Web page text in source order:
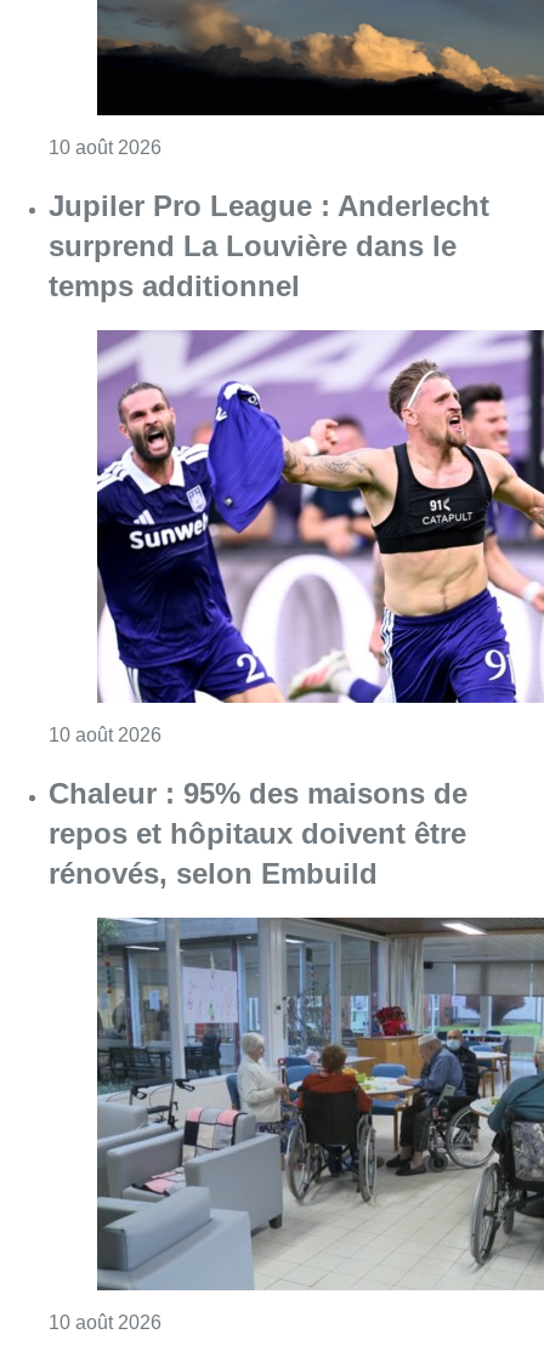
10 août 2026
Jupiler Pro League : Anderlecht
surprend La Louvière dans le
temps additionnel
10 août 2026
Chaleur : 95% des maisons de
repos et hôpitaux doivent être
rénovés, selon Embuild
10 août 2026